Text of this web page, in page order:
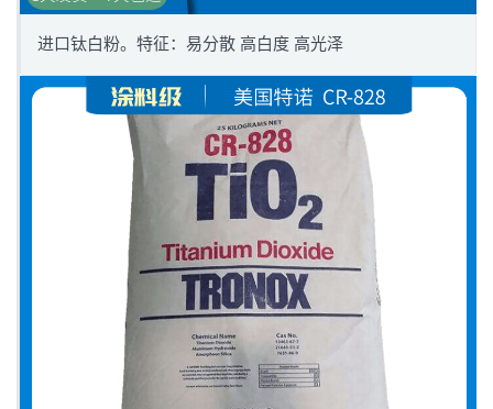
进口钛白粉。特征：易分散 高白度 高光泽